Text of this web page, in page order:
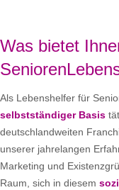
Was bietet
Als Lebenshelfer für
selbstständiger Basis
deutschlandweiten
unserer jahrelangen
Marketing und
Raum, sich in diesem